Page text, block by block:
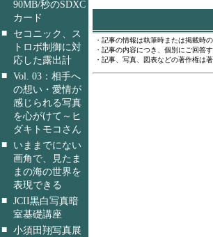
90MB/秒のSDXC
カード
■
セコニック、ス
トロボ制御に対
応した露出計
■ Vol. 03：相手へ
の想い・愛情が
感じられる写真
を心がけて～ヒ
ダキトモコさん
■
いままでにない
画角で、見たま
まの海の世界を
表現できる
■ JCII黒白写真暗
室基礎講座
■ 小須田翔写真展
・記事の情報は執筆時または掲載時
・記事の内容につき、個別にご回答
・記事、写真、図表などの著作権は